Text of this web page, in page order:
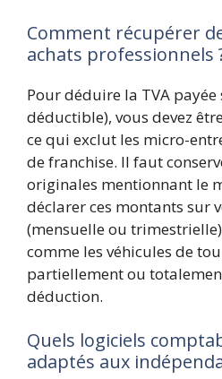
Comment récupérer
achats professionnels
Pour déduire la TVA payée
déductible), vous devez
ce qui exclut les micro-
de franchise. Il faut
originales mentionnant le
déclarer ces montants sur
(mensuelle ou
comme les véhicules de
partiellement ou
déduction.
Quels logiciels
adaptés aux